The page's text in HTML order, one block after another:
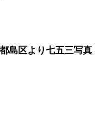
島区より七五三写真